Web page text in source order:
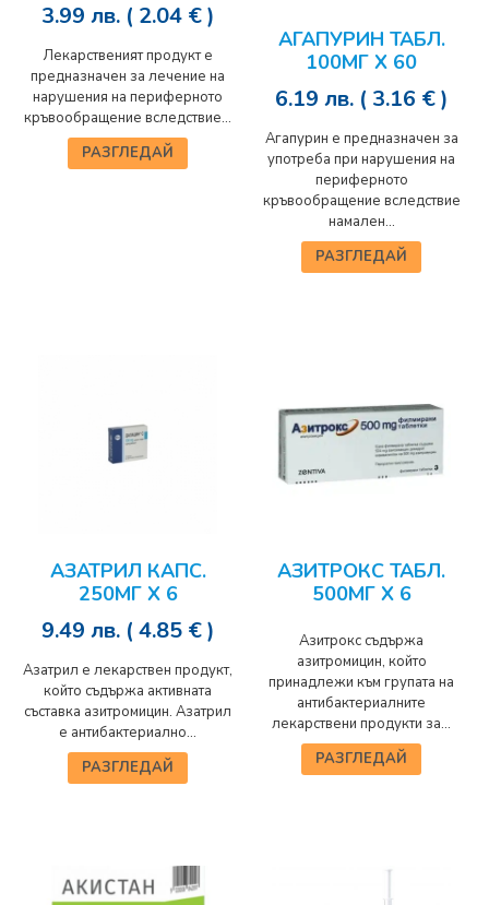
3.99 лв. ( 2.04 € )
Лекарственият продукт е
предназначен за лечение на
нарушения на периферното
кръвообращение вследствие...
РАЗГЛЕДАЙ
АГАПУРИН ТАБЛ.
100МГ Х 60
6.19 лв. ( 3.16 € )
Агапурин е предназначен за
употреба при нарушения на
периферното
кръвообращение вследствие
намален...
РАЗГЛЕДАЙ
АЗАТРИЛ КАПС.
250МГ Х 6
9.49 лв. ( 4.85 € )
Азатрил е лекарствен продукт,
който съдържа активната
съставка азитромицин. Азатрил
е антибактериално...
РАЗГЛЕДАЙ
АЗИТРОКС ТАБЛ.
500МГ Х 6
Азитрокс съдържа
азитромицин, който
принадлежи към групата на
антибактериалните
лекарствени продукти за...
РАЗГЛЕДАЙ